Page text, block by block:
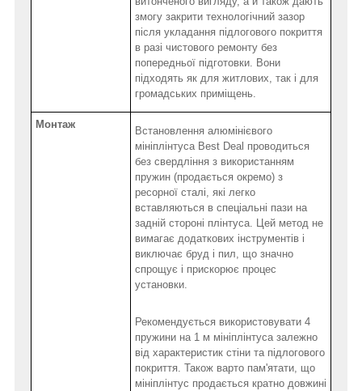
змогу закрити технологічний зазор
після укладання підлогового покриття
в разі чистового ремонту без
попередньої підготовки. Вони
підходять як для житлових, так і для
громадських приміщень.
Монтаж
Встановлення алюмінієвого
мініплінтуса Best Deal проводиться
без свердління з використанням
пружин (продається окремо) з
ресорної сталі, які легко
вставляються в спеціальні пази на
задній стороні плінтуса. Цей метод не
вимагає додаткових інструментів і
виключає бруд і пил, що значно
спрощує і прискорює процес
установки.
Рекомендується використовувати 4
пружини на 1 м мініплінтуса залежно
від характеристик стіни та підлогового
покриття. Також варто пам'ятати, що
мініплінтус продається кратно довжині